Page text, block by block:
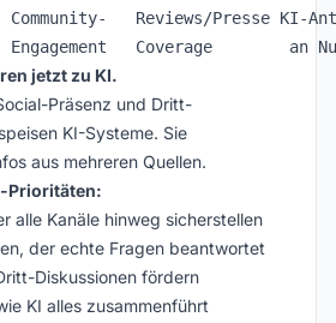
Community-   Reviews/Presse KI-
jetzt zu KI.
Präsenz und Dritt-
KI-Systeme. Sie
aus mehreren Quellen.
Prioritäten:
alle Kanäle hinweg sicherstellen
der echte Fragen beantwortet
Diskussionen fördern
KI alles zusammenführt